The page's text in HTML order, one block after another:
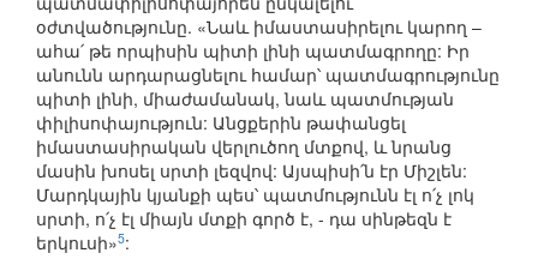
օժտվածությունը. «Նաև իմաստասիրելու կարող –
ահա՛ թե որպիսին պիտի լինի պատմագրողը: Իր
անունն արդարացնելու համար՝ պատմագրությունը
պիտի լինի, միաժամանակ, նաև պատմության
փիլիսոփայություն: Անցքերին թափանցել
իմաստասիրական վերլուծող մտքով, և նրանց
մասին խոսել սրտի լեզվով: Այսպիսի՛ն էր Միշլեն:
Մարդկային կյանքի պես՝ պատմությունն էլ ո՛չ լոկ
սրտի, ո՛չ էլ միայն մտքի գործ է, - դա սինթեզն է
երկուսի»5: